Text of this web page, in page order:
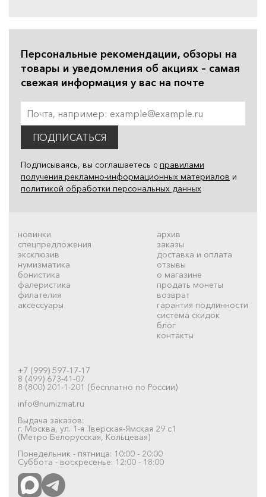
Персональные рекомендации, обзоры на
товары и уведомления об акциях – самая
свежая информация у вас на почте
ПОДПИСАТЬСЯ
Подписываясь, вы соглашаетесь с правилами
получения рекламно-информационных материалов и
политикой обработки персональных данных
новинки
спецпредложения
эксклюзив
нумизматика
бонистика
фалеристика
филателия
аксессуары
архив
заказы
доставка и оплата
отзывы
о магазине
продать монеты
возврат
гарантия подлинности
система скидок
блог
контакты
+7 (999) 597-17-17
8 (499) 673-41-07
8 (800) 201-1-201 (бесплатно по России)
info@numizmat.ru
Выдача заказов:
г. Москва, ул. 1-я Тверская-Ямская 29 с1
(Метро Белорусская, Кольцевая)
Понедельник - пятница: 10:00 - 20:00
Суббота - воскресенье: 12:00 - 18:00